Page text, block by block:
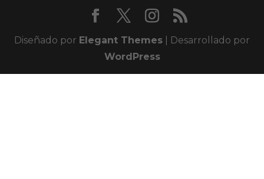
Diseñado por Elegant Themes | Desarrollado por
WordPress